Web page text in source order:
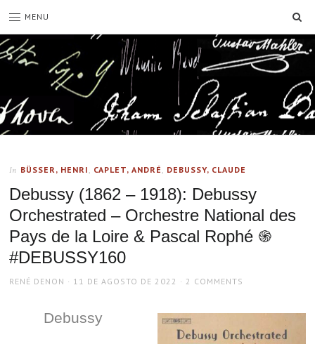
MENU
In BÜSSER, HENRI , CAPLET, ANDRÉ , DEBUSSY, CLAUDE
Debussy (1862 – 1918): Debussy
Orchestrated – Orchestre National des
Pays de la Loire & Pascal Rophé ֍
#DEBUSSY160
AUTHOR
RENÉ DENON
POSTED
11 DE AGOSTO DE 2022 2 COMMENTS
Debussy